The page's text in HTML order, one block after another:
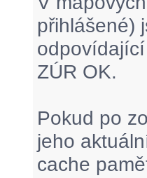
přihlášené)
ZÚR OK.
Pokud po
jeho
cache